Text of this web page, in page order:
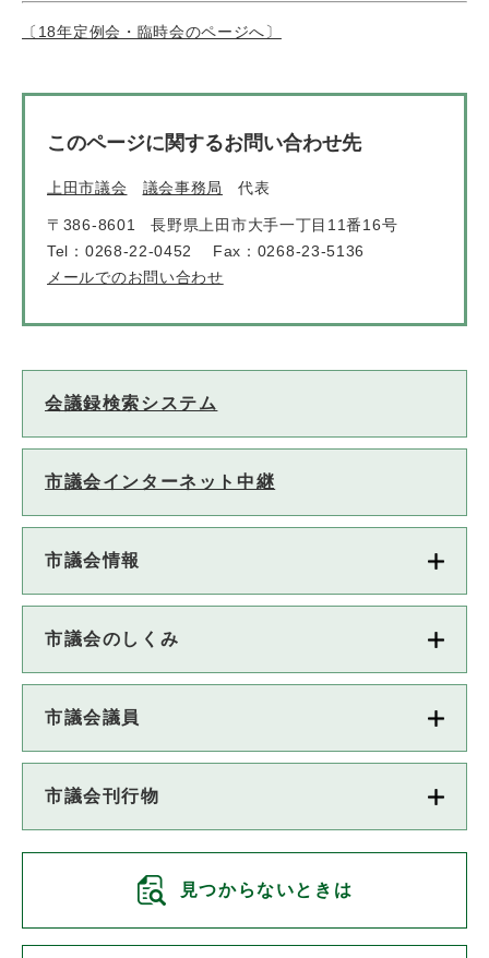
〔18年定例会・臨時会のページへ〕
このページに関するお問い合わせ先
上田市議会 議会事務局 代表
〒386-8601
長野県上田市大手一丁目11番16号
Tel：0268-22-0452
Fax：0268-23-5136
メールでのお問い合わせ
会議録検索システム
市議会インターネット中継
市議会情報
市議会のしくみ
市議会議員
市議会刊行物
見つからないときは